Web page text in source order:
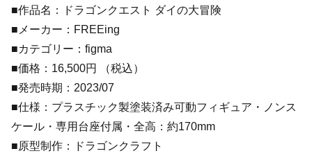
■作品名：ドラゴンクエスト ダイの大冒険
■メーカー：FREEing
■カテゴリー：figma
■価格：16,500円 （税込）
■発売時期：2023/07
■仕様：プラスチック製塗装済み可動フィギュア・ノンス
ケール・専用台座付属・全高：約170mm
■原型制作：ドラゴンクラフト